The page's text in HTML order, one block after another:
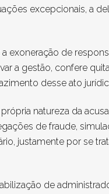
excepcionais, a
exoneração de
a gestão, confere
desse ato
natureza da
de fraude,
justamente por se
de